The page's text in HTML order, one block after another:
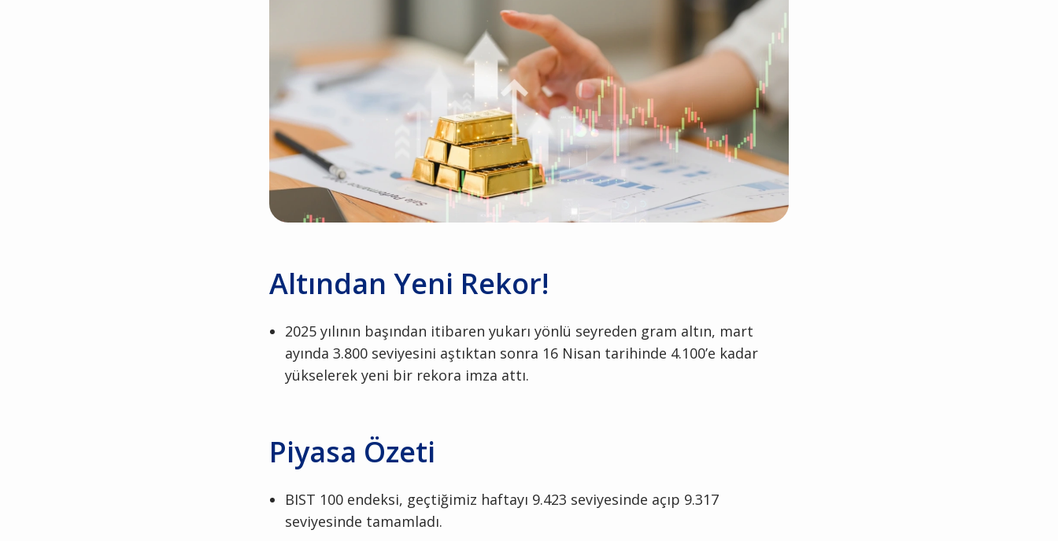
Altından Yeni Rekor!
2025 yılının başından itibaren yukarı yönlü seyreden gram altın, mart
ayında 3.800 seviyesini aştıktan sonra 16 Nisan tarihinde 4.100’e kadar
yükselerek yeni bir rekora imza attı.
Piyasa Özeti
BIST 100 endeksi, geçtiğimiz haftayı 9.423 seviyesinde açıp 9.317
seviyesinde tamamladı.